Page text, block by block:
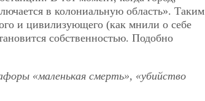
в колониальную область». Таким
и цивилизующего (как мнили о себе
собственностью. Подобно
«маленькая смерть», «убийство